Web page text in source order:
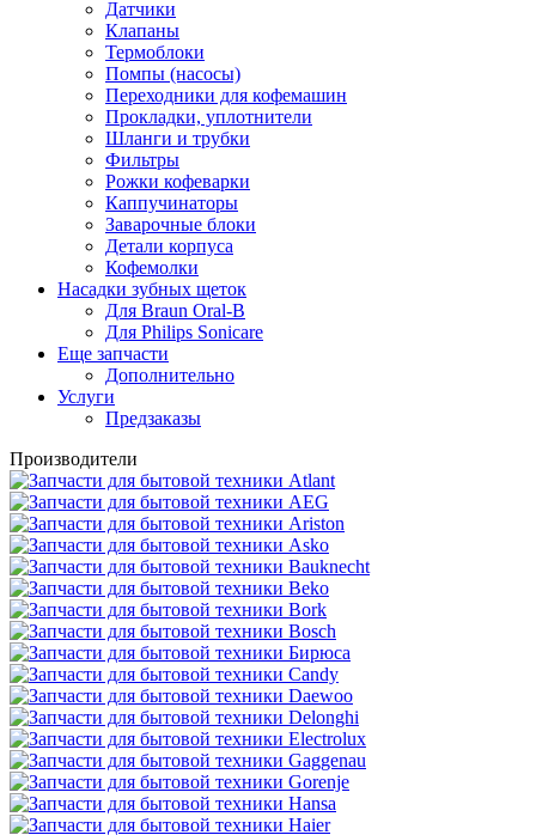
Датчики
Клапаны
Термоблоки
Помпы (насосы)
Переходники для кофемашин
Прокладки, уплотнители
Шланги и трубки
Фильтры
Рожки кофеварки
Каппучинаторы
Заварочные блоки
Детали корпуса
Кофемолки
Насадки зубных щеток
Для Braun Oral-B
Для Philips Sonicare
Еще запчасти
Дополнительно
Услуги
Предзаказы
Производители